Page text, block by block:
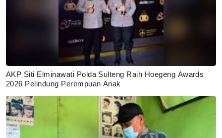
AKP Siti Elminawati Polda Sulteng Raih Hoegeng Awards
2026 Pelindung Perempuan Anak